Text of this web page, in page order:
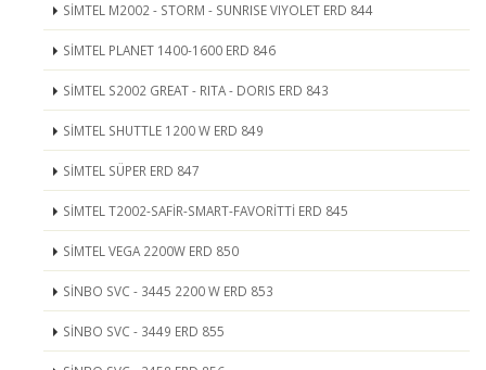
SİMTEL M2002 - STORM - SUNRISE VIYOLET ERD 844
SİMTEL PLANET 1400-1600 ERD 846
SİMTEL S2002 GREAT - RITA - DORIS ERD 843
SİMTEL SHUTTLE 1200 W ERD 849
SİMTEL SÜPER ERD 847
SİMTEL T2002-SAFİR-SMART-FAVORİTTİ ERD 845
SİMTEL VEGA 2200W ERD 850
SİNBO SVC - 3445 2200 W ERD 853
SİNBO SVC - 3449 ERD 855